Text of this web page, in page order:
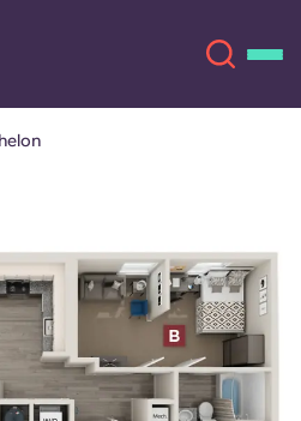
Español
Deutsch